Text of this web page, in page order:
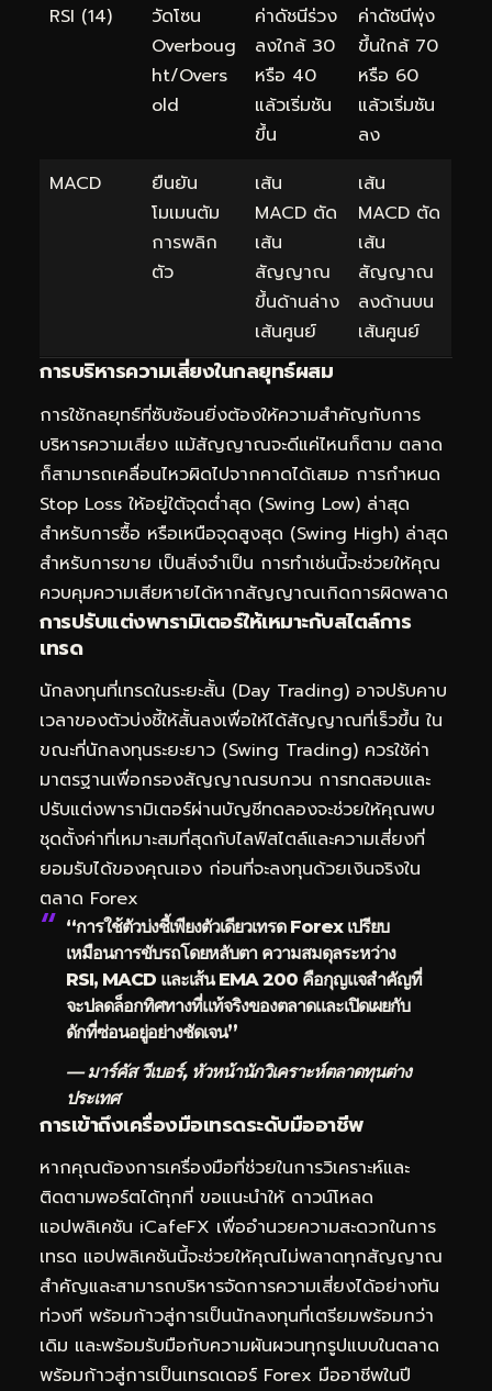
RSI (14)
วัดโซน
Overboug
ht/Overs
old
ค่าดัชนีร่วง
ลงใกล้ 30
หรือ 40
แล้วเริ่มชัน
ขึ้น
ค่าดัชนีพุ่ง
ขึ้นใกล้ 70
หรือ 60
แล้วเริ่มชัน
ลง
MACD
ยืนยัน
โมเมนตัม
การพลิก
ตัว
เส้น
MACD ตัด
เส้น
สัญญาณ
ขึ้นด้านล่าง
เส้นศูนย์
เส้น
MACD ตัด
เส้น
สัญญาณ
ลงด้านบน
เส้นศูนย์
การบริหารความเสี่ยงในกลยุทธ์ผสม
การใช้กลยุทธ์ที่ซับซ้อนยิ่งต้องให้ความสำคัญกับการ
บริหารความเสี่ยง แม้สัญญาณจะดีแค่ไหนก็ตาม ตลาด
ก็สามารถเคลื่อนไหวผิดไปจากคาดได้เสมอ การกำหนด
Stop Loss ให้อยู่ใต้จุดต่ำสุด (Swing Low) ล่าสุด
สำหรับการซื้อ หรือเหนือจุดสูงสุด (Swing High) ล่าสุด
สำหรับการขาย เป็นสิ่งจำเป็น การทำเช่นนี้จะช่วยให้คุณ
ควบคุมความเสียหายได้หากสัญญาณเกิดการผิดพลาด
การปรับแต่งพารามิเตอร์ให้เหมาะกับสไตล์การ
เทรด
นักลงทุนที่เทรดในระยะสั้น (Day Trading) อาจปรับคาบ
เวลาของตัวบ่งชี้ให้สั้นลงเพื่อให้ได้สัญญาณที่เร็วขึ้น ใน
ขณะที่นักลงทุนระยะยาว (Swing Trading) ควรใช้ค่า
มาตรฐานเพื่อกรองสัญญาณรบกวน การทดสอบและ
ปรับแต่งพารามิเตอร์ผ่านบัญชีทดลองจะช่วยให้คุณพบ
ชุดตั้งค่าที่เหมาะสมที่สุดกับไลฟ์สไตล์และความเสี่ยงที่
ยอมรับได้ของคุณเอง ก่อนที่จะลงทุนด้วยเงินจริงใน
ตลาด Forex
“การใช้ตัวบ่งชี้เพียงตัวเดียวเทรด Forex เปรียบ
เหมือนการขับรถโดยหลับตา ความสมดุลระหว่าง
RSI, MACD และเส้น EMA 200 คือกุญแจสำคัญที่
จะปลดล็อกทิศทางที่แท้จริงของตลาดและเปิดเผยกับ
ดักที่ซ่อนอยู่อย่างชัดเจน”
— มาร์คัส วีเบอร์, หัวหน้านักวิเคราะห์ตลาดทุนต่าง
ประเทศ
การเข้าถึงเครื่องมือเทรดระดับมืออาชีพ
หากคุณต้องการเครื่องมือที่ช่วยในการวิเคราะห์และ
ติดตามพอร์ตได้ทุกที่ ขอแนะนำให้ ดาวน์โหลด
แอปพลิเคชัน iCafeFX เพื่ออำนวยความสะดวกในการ
เทรด แอปพลิเคชันนี้จะช่วยให้คุณไม่พลาดทุกสัญญาณ
สำคัญและสามารถบริหารจัดการความเสี่ยงได้อย่างทัน
ท่วงที พร้อมก้าวสู่การเป็นนักลงทุนที่เตรียมพร้อมกว่า
เดิม และพร้อมรับมือกับความผันผวนทุกรูปแบบในตลาด
พร้อมก้าวสู่การเป็นเทรดเดอร์ Forex มืออาชีพในปี